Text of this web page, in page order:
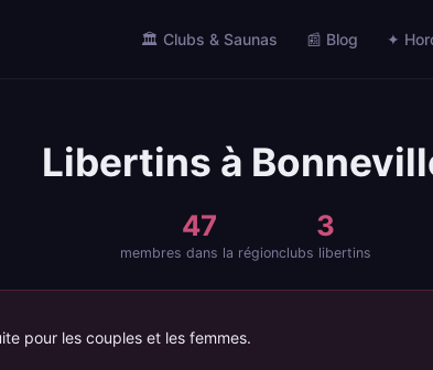
🏛️ Clubs & Saunas 📰 Blog ✦
Libertins à
47
membres dans la région
3
clubs libertins
pour les couples et les femmes.